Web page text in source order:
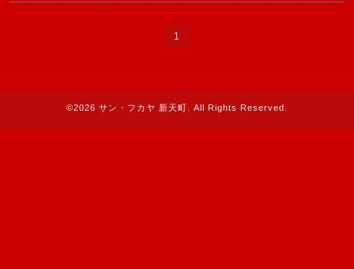
1
©2026 サン・フカヤ 新天町 . All Rights Reserved.